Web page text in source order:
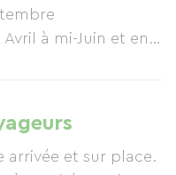
à mi-Juin et en
à pied en vélo.....
arrivée et sur place.